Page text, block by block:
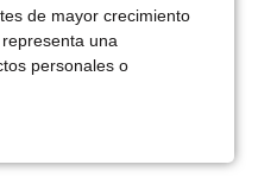
de mayor crecimiento
una
personales o